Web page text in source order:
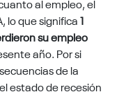
al empleo, el
lo que significa1
su empleo
año. Por si
de la
estado de recesión